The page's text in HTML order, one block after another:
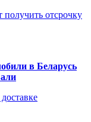
получить отсрочку
в Беларусь